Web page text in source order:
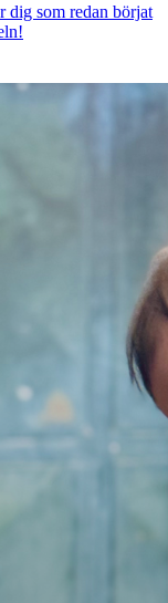
dig som redan börjat